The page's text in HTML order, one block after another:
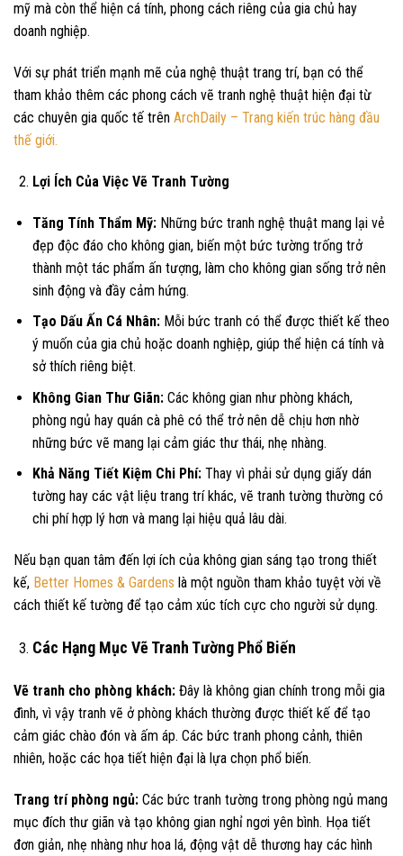
mỹ mà còn thể hiện cá tính, phong cách riêng của gia chủ hay
doanh nghiệp.
Với sự phát triển mạnh mẽ của nghệ thuật trang trí, bạn có thể
tham khảo thêm các phong cách vẽ tranh nghệ thuật hiện đại từ
các chuyên gia quốc tế trên ArchDaily – Trang kiến trúc hàng đầu
thế giới.
Lợi Ích Của Việc Vẽ Tranh Tường
Tăng Tính Thẩm Mỹ:Những bức tranh nghệ thuật mang lại vẻ
đẹp độc đáo cho không gian, biến một bức tường trống trở
thành một tác phẩm ấn tượng, làm cho không gian sống trở nên
sinh động và đầy cảm hứng.
Tạo Dấu Ấn Cá Nhân:Mỗi bức tranh có thể được thiết kế theo
ý muốn của gia chủ hoặc doanh nghiệp, giúp thể hiện cá tính và
sở thích riêng biệt.
Không Gian Thư Giãn:Các không gian như phòng khách,
phòng ngủ hay quán cà phê có thể trở nên dễ chịu hơn nhờ
những bức vẽ mang lại cảm giác thư thái, nhẹ nhàng.
Khả Năng Tiết Kiệm Chi Phí:Thay vì phải sử dụng giấy dán
tường hay các vật liệu trang trí khác, vẽ tranh tường thường có
chi phí hợp lý hơn và mang lại hiệu quả lâu dài.
Nếu bạn quan tâm đến lợi ích của không gian sáng tạo trong thiết
kế, Better Homes & Gardens là một nguồn tham khảo tuyệt vời về
cách thiết kế tường để tạo cảm xúc tích cực cho người sử dụng.
Các Hạng Mục Vẽ Tranh Tường Phổ Biến
Vẽ tranh cho phòng khách: Đây là không gian chính trong mỗi gia
đình, vì vậy tranh vẽ ở phòng khách thường được thiết kế để tạo
cảm giác chào đón và ấm áp. Các bức tranh phong cảnh, thiên
nhiên, hoặc các họa tiết hiện đại là lựa chọn phổ biến.
Trang trí phòng ngủ: Các bức tranh tường trong phòng ngủ mang
mục đích thư giãn và tạo không gian nghỉ ngơi yên bình. Họa tiết
đơn giản, nhẹ nhàng như hoa lá, động vật dễ thương hay các hình